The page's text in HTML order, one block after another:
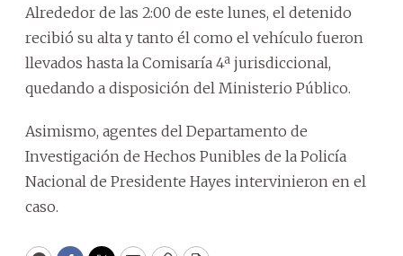
Alrededor de las 2:00 de este lunes, el detenido
recibió su alta y tanto él como el vehículo fueron
llevados hasta la Comisaría 4ª jurisdiccional,
quedando a disposición del Ministerio Público.
Asimismo, agentes del Departamento de
Investigación de Hechos Punibles de la Policía
Nacional de Presidente Hayes intervinieron en el
caso.